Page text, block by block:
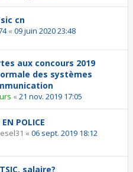
cn
« 09 juin 2020 23:48
aux concours 2019
des systèmes
« 21 nov. 2019 17:05
POLICE
« 06 sept. 2019 18:12
salaire?